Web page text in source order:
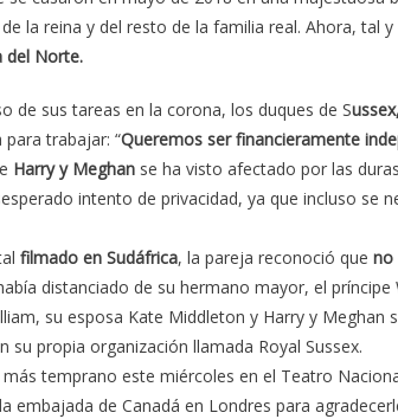
la reina y del resto de la familia real. Ahora, tal
del Norte.
de sus tareas en la corona, los duques de S
trabajar: “Queremos ser financieramente
Harry y Meghan se ha visto afectado por las
intento de privacidad, ya que incluso se
filmado en Sudáfrica, la pareja reconoció que no
distanciado de su hermano mayor, el
su esposa Kate Middleton y Harry y Meghan
su propia organización llamada Royal Sussex.
temprano este miércoles en el Teatro
embajada de Canadá en Londres para